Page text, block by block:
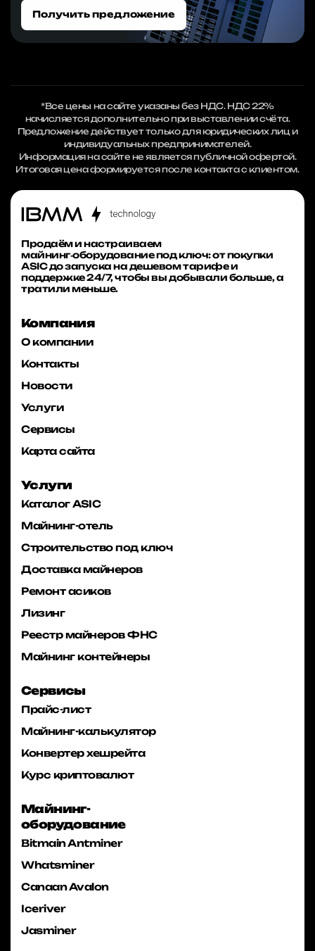
Получить предложение
*Все цены на сайте указаны без НДС. НДС 22%
начисляется дополнительно при выставлении счёта.
Предложение действует только для юридических лиц и
индивидуальных предпринимателей.
Информация на сайте не является публичной офертой.
Итоговая цена формируется после контакта с клиентом.
Продаём и настраиваем
майнинг‑оборудование под ключ: от покупки
ASIC до запуска на дешевом тарифе и
поддержке 24/7, чтобы вы добывали больше, а
тратили меньше.
Компания
О компании
Контакты
Новости
Услуги
Сервисы
Карта сайта
Услуги
Каталог ASIC
Майнинг-отель
Строительство под ключ
Доставка майнеров
Ремонт асиков
Лизинг
Реестр майнеров ФНС
Майнинг контейнеры
Сервисы
Прайс-лист
Майнинг-калькулятор
Конвертер хешрейта
Курс криптовалют
Майнинг-
оборудование
Bitmain Antminer
Whatsminer
Canaan Avalon
Iceriver
Jasminer